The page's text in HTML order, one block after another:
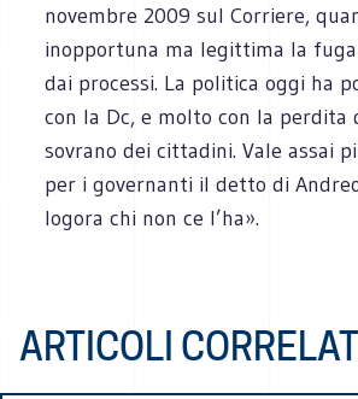
novembre 2009 sul Corriere,
inopportuna ma legittima la
dai processi. La politica oggi ha
con la Dc, e molto con la perdita
sovrano dei cittadini. Vale assai
per i governanti il detto di
logora chi non ce l’ha».
ARTICOLI